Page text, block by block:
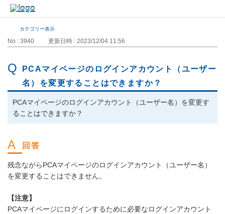
カテゴリー表示
No : 3940 更新日時 : 2023/12/04 11:56
PCAマイページのログインアカウント（ユーザー
名）を変更することはできますか？
PCAマイページのログインアカウント（ユーザー名）を変更す
ることはできますか？
残念ながらPCAマイページのログインアカウント（ユーザー名）
を変更することはできません。
【注意】
PCAマイページにログインするために必要なログインアカウント